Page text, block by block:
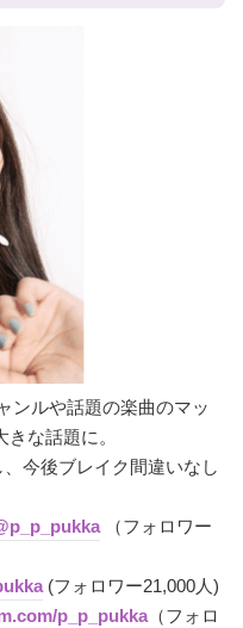
ンルや話題の楽曲のマッ
な話題に。
今後ブレイク間違いなし
（フォロワー
(フォロワー21,000人)
p_p_pukka（フォロ